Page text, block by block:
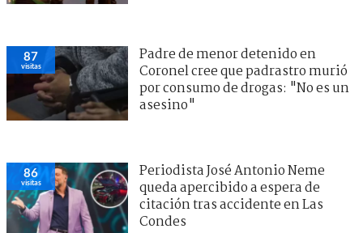
87
visitas
Padre de menor detenido en
Coronel cree que padrastro murió
por consumo de drogas: "No es un
asesino"
86
visitas
Periodista José Antonio Neme
queda apercibido a espera de
citación tras accidente en Las
Condes